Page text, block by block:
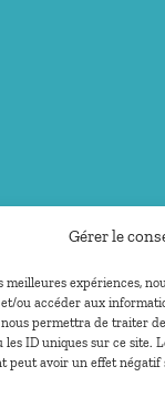
Gérer le
meilleures expériences,
ou accéder aux
permettra de traiter
les ID uniques sur ce site.
peut avoir un effet